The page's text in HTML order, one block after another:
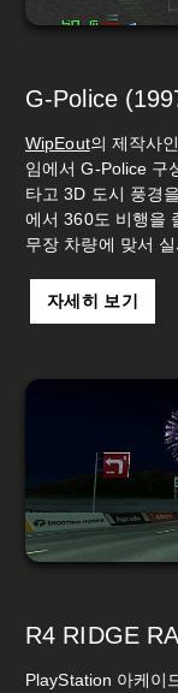
G-Police
WipEout의 제작사
임에서 G-Police 구
타고 3D 도시 풍경
에서 360도 비행을
무장 차량에 맞서
자세히 보기
R4 RIDGE
PlayStation 아케이